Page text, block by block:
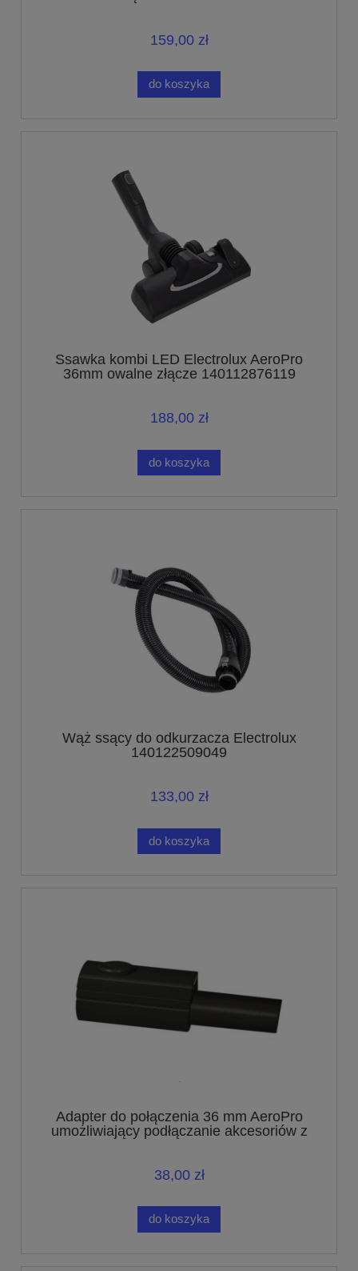
159,00 zł
do koszyka
Ssawka kombi LED Electrolux AeroPro
36mm owalne złącze 140112876119
188,00 zł
do koszyka
Wąż ssący do odkurzacza Electrolux
140122509049
133,00 zł
do koszyka
Adapter do połączenia 36 mm AeroPro
umożliwiający podłączanie akcesoriów z
38,00 zł
do koszyka